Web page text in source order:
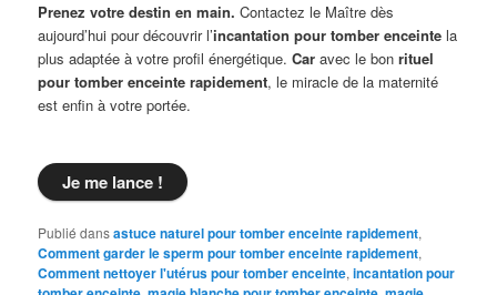
Prenez votre destin en main. Contactez le Maître dès
aujourd’hui pour découvrir l’incantation pour tomber enceinte la
plus adaptée à votre profil énergétique.Car avec le bonrituel
pour tomber enceinte rapidement, le miracle de la maternité
est enfin à votre portée.
Je me lance !
Publié dansastuce naturel pour tomber enceinte rapidement,
Comment garder le sperm pour tomber enceinte rapidement,
Comment nettoyer l'utérus pour tomber enceinte,incantation pour